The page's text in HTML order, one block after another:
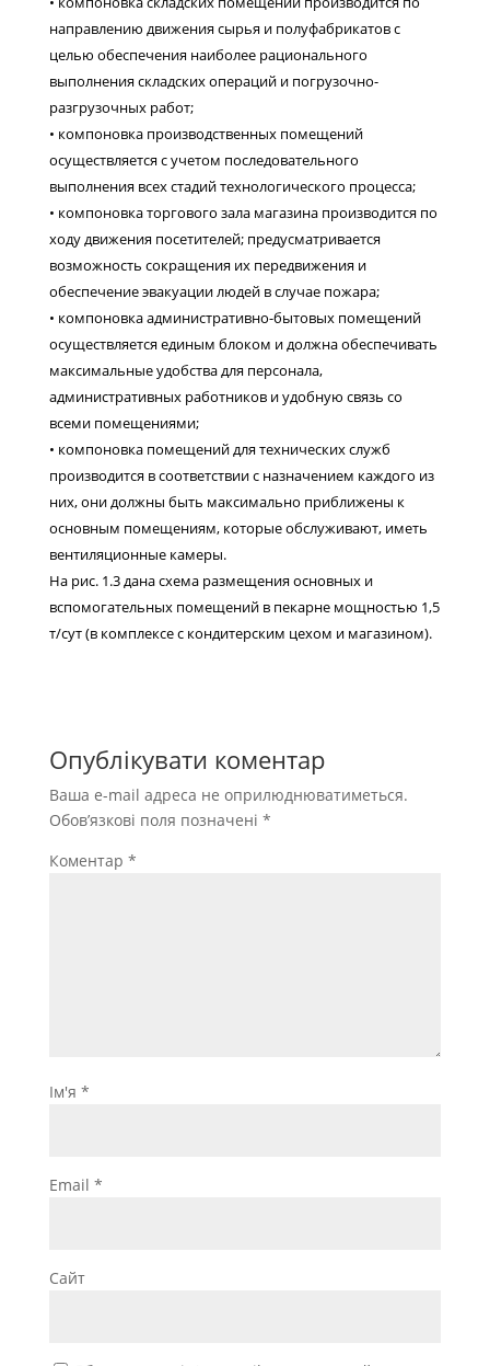
направлению движения сырья и полуфабрикатов с
целью обеспечения наиболее рационального
выполнения складских операций и погрузочно-
разгрузочных работ;
• компоновка производственных помещений
осуществляется с учетом последовательного
выполнения всех стадий технологического процесса;
• компоновка торгового зала магазина производится по
ходу движения посетителей; предусматривается
возможность сокращения их передвижения и
обеспечение эвакуации людей в случае пожара;
• компоновка административно-бытовых помещений
осуществляется единым блоком и должна обеспечивать
максимальные удобства для персонала,
административных работников и удобную связь со
всеми помещениями;
• компоновка помещений для технических служб
производится в соответствии с назначением каждого из
них, они должны быть максимально приближены к
основным помещениям, которые обслуживают, иметь
вентиляционные камеры.
На рис. 1.3 дана схема размещения основных и
вспомогательных помещений в пекарне мощностью 1,5
т/сут (в комплексе с кондитерским цехом и магазином).
Опублікувати коментар
Ваша e-mail адреса не оприлюднюватиметься.
Обов’язкові поля позначені *
Коментар *
Ім'я *
Email *
Сайт